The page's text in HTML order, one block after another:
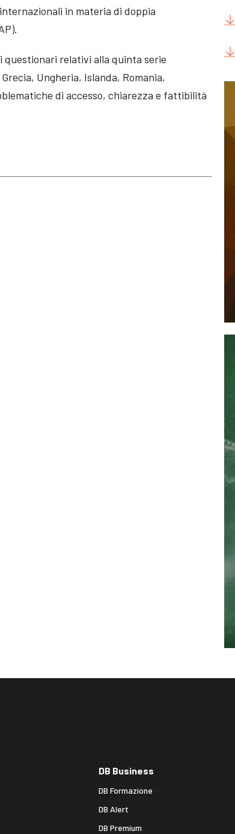
in materia di doppia
relativi alla quinta serie
Ungheria, Islanda, Romania,
di accesso, chiarezza e fattibilità
DB Business
DB Formazione
DB Alert
DB Premium